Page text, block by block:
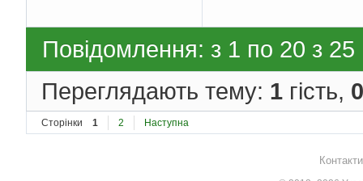
Повідомлення: з 1 по 20 з 25
Переглядають тему: 1 гість, 0
Сторінки 1 2 Наступна